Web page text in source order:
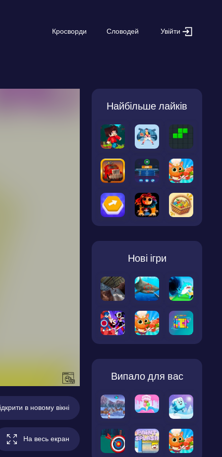
Кросворди Словодей Увійти
в новому вікні
На весь екран
Найбільше лайків
Нові ігри
Випало для вас